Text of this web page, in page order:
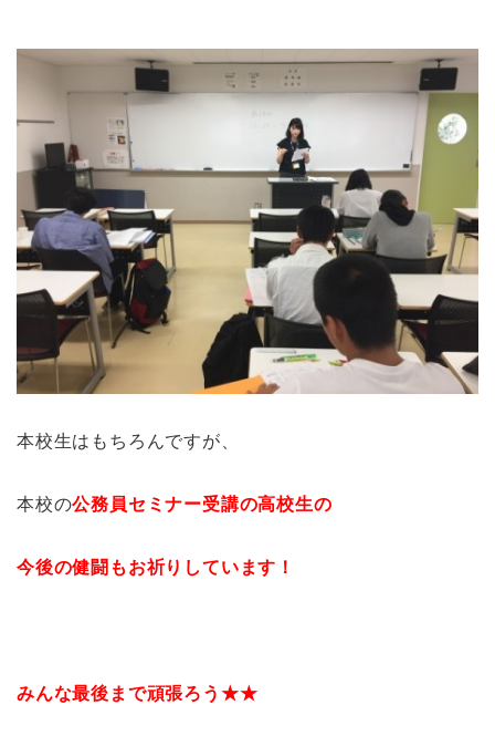
本校生はもちろんですが、
本校の公務員セミナー受講の高校生の
今後の健闘もお祈りしています！
みんな最後まで頑張ろう★★